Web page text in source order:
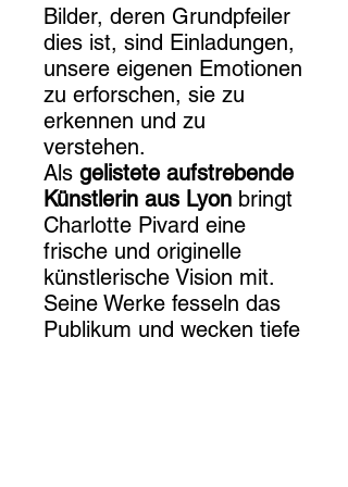
Bilder, deren Grundpfeiler
dies ist, sind Einladungen,
unsere eigenen Emotionen
zu erforschen, sie zu
erkennen und zu
verstehen.
Als gelistete aufstrebende
Künstlerin aus Lyon bringt
Charlotte Pivard eine
frische und originelle
künstlerische Vision mit.
Seine Werke fesseln das
Publikum und wecken tiefe